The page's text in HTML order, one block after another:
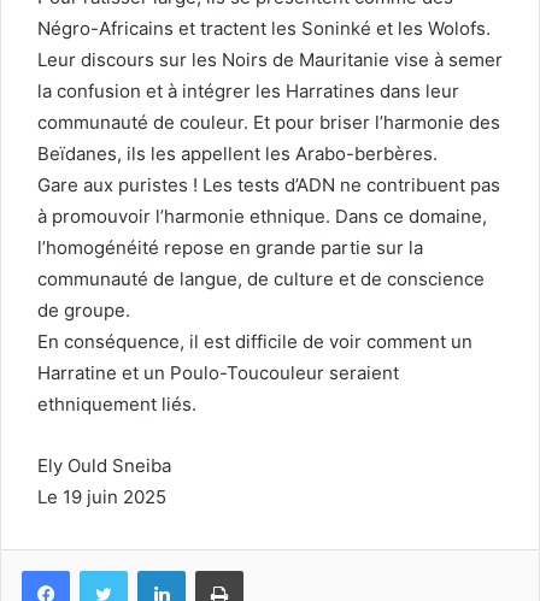
Négro-Africains et tractent les Soninké et les Wolofs.
Leur discours sur les Noirs de Mauritanie vise à semer
la confusion et à intégrer les Harratines dans leur
communauté de couleur. Et pour briser l’harmonie des
Beïdanes, ils les appellent les Arabo-berbères.
Gare aux puristes ! Les tests d’ADN ne contribuent pas
à promouvoir l’harmonie ethnique. Dans ce domaine,
l’homogénéité repose en grande partie sur la
communauté de langue, de culture et de conscience
de groupe.
En conséquence, il est difficile de voir comment un
Harratine et un Poulo-Toucouleur seraient
ethniquement liés.
Ely Ould Sneiba
Le 19 juin 2025
FacebookTwitter LinkedinImprimer